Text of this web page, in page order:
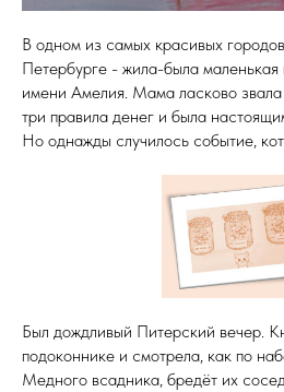
В одном из самых красивых
Петербурге - жила-была маленькая
имени Амелия. Мама ласково
три правила денег и была
Но однажды случилось событие,
Был дождливый Питерский вечер.
подоконнике и смотрела, как по
Медного всадника, бредёт их